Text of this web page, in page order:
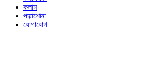
কলাম
পড়াশোনা
যোগাযোগ